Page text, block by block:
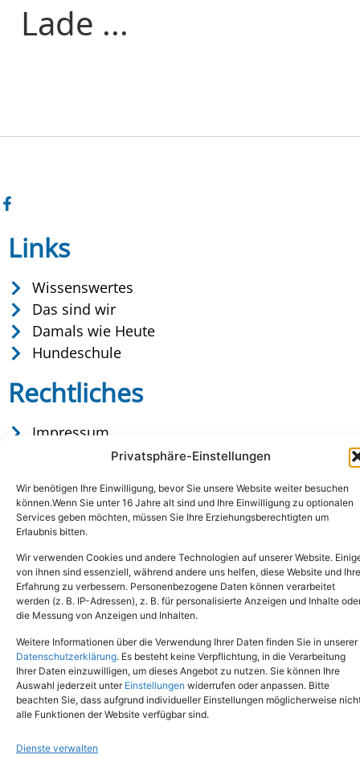
Privatsphäre-Einstellungen
Wir benötigen Ihre Einwilligung, bevor Sie unsere Website weiter besuchen
können.Wenn Sie unter 16 Jahre alt sind und Ihre Einwilligung zu optionalen
Services geben möchten, müssen Sie Ihre Erziehungsberechtigten um
Erlaubnis bitten.
Wir verwenden Cookies und andere Technologien auf unserer Website.
von ihnen sind essenziell, während andere uns helfen, diese Website und Ihre
Erfahrung zu verbessern. Personenbezogene Daten können verarbeitet
werden (z. B. IP-Adressen), z. B. für personalisierte Anzeigen und Inhalte
die Messung von Anzeigen und Inhalten.
Weitere Informationen über die Verwendung Ihrer Daten finden Sie in unserer
Datenschutzerklärung. Es besteht keine Verpflichtung, in die Verarbeitung
Ihrer Daten einzuwilligen, um dieses Angebot zu nutzen. Sie können Ihre
Auswahl jederzeit unter Einstellungen widerrufen oder anpassen. Bitte
beachten Sie, dass aufgrund individueller Einstellungen möglicherweise
alle Funktionen der Website verfügbar sind.
Dienste verwalten
Lade ...
Links
Wissenswertes
Das sind wir
Damals wie Heute
Hundeschule
Rechtliches
Impressum
Datenschutz
Copyright © 2024. Alle Rechte vorbehalten.
Tel.: (02651) - 77438info@tierheim-mayen.de
In der Pluns 1, 56727 Mayen